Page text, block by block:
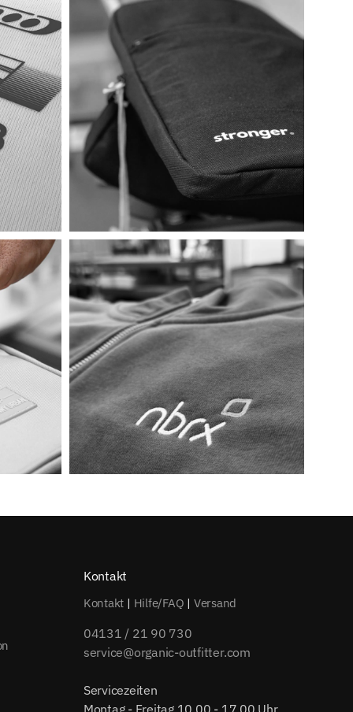
Kontakt
Kontakt | Hilfe/FAQ | Versand
04131 / 21 90 730
service@organic-outfitter.com
Servicezeiten